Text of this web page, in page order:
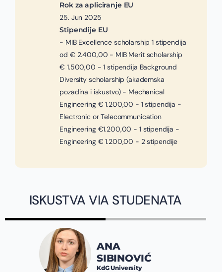
Rok za apliciranje EU
25. Jun 2025
Stipendije EU
- MIB Excellence scholarship 1 stipendija
od € 2.400,00 - MIB Merit scholarship
€ 1.500,00 - 1 stipendija Background
Diversity scholarship (akademska
pozadina i iskustvo) - Mechanical
Engineering € 1.200,00 - 1 stipendija -
Electronic or Telecommunication
Engineering €1.200,00 - 1 stipendija -
Engineering € 1.200,00 - 2 stipendije
ISKUSTVA VIA STUDENATA
ANA
SIBINOVIĆ
KdG University